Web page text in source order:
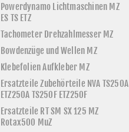
Powerdynamo Lichtmaschinen MZ
ES TS ETZ
Tachometer Drehzahlmesser MZ
Bowdenzüge und Wellen MZ
Klebefolien Aufkleber MZ
Ersatzteile Zubehörteile NVA TS250A
ETZ250A TS250F ETZ250F
Ersatzteile RT SM SX 125 MZ
Rotax500 MuZ